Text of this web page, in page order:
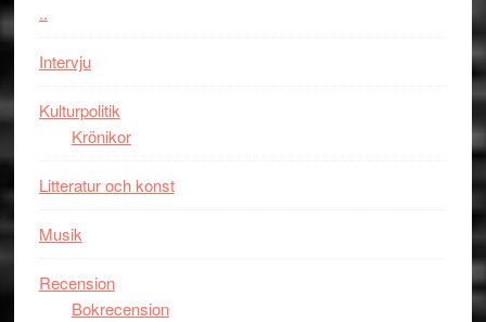
..
Intervju
Kulturpolitik
Krönikor
Litteratur och konst
Musik
Recension
Bokrecension